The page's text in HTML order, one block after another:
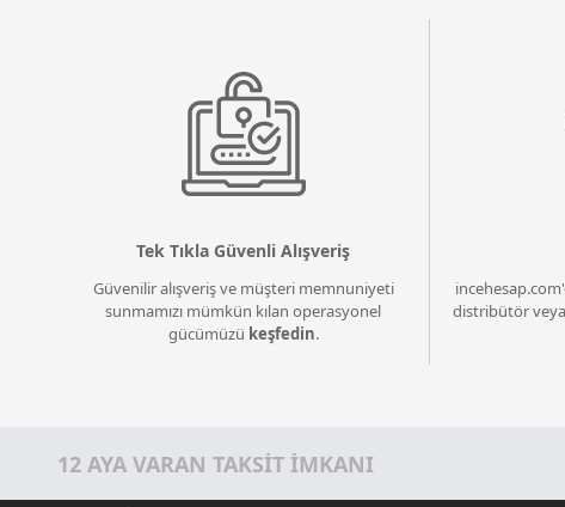
Tek Tıkla Güvenli Alışveriş
Güvenilir alışveriş ve müşteri memnuniyeti
sunmamızı mümkün kılan operasyonel
gücümüzü keşfedin.
distribütör
12 AYA VARAN TAKSİT İMKANI